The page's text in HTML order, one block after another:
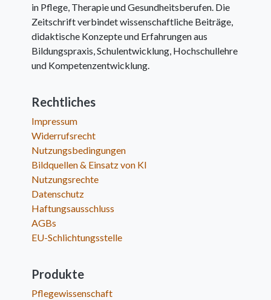
in Pflege, Therapie und Gesundheitsberufen. Die
Zeitschrift verbindet wissenschaftliche Beiträge,
didaktische Konzepte und Erfahrungen aus
Bildungspraxis, Schulentwicklung, Hochschullehre
und Kompetenzentwicklung.
Rechtliches
Impressum
Widerrufsrecht
Nutzungsbedingungen
Bildquellen & Einsatz von KI
Nutzungsrechte
Datenschutz
Haftungsausschluss
AGBs
EU-Schlichtungsstelle
Produkte
Pflegewissenschaft